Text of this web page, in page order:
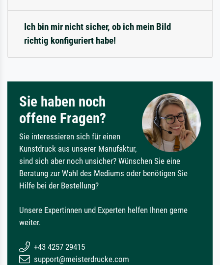
Ich bin mir nicht sicher, ob ich mein Bild
richtig konfiguriert habe!
Sie haben noch
offene Fragen?
Sie interessieren sich für einen
Kunstdruck aus unserer Manufaktur,
sind sich aber noch unsicher? Wünschen Sie eine
Beratung zur Wahl des Mediums oder benötigen Sie
Hilfe bei der Bestellung?
Unsere Expertinnen und Experten helfen Ihnen gerne
weiter.
+43 4257 29415
support@meisterdrucke.com